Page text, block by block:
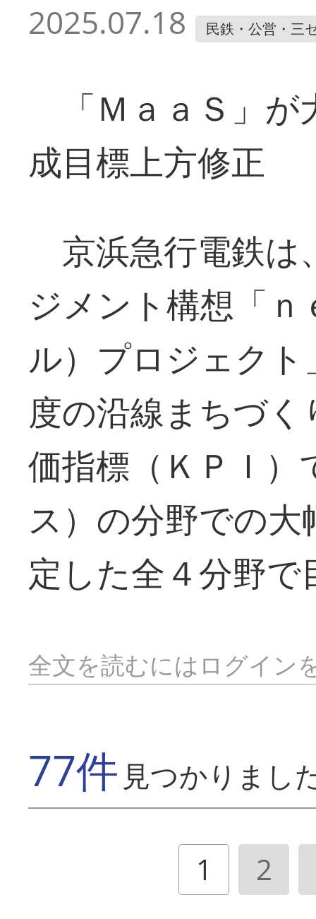
2025.07.18 民鉄・公営・三
「ＭａａＳ」
成目標上方修正
京浜急行電鉄は
ジメント構想「
ル）プロジェク
度の沿線まちづ
価指標（ＫＰＩ）
ス）の分野での
定した全４分野
全文を読むにはログイン
77件 見つかりまし
1 2